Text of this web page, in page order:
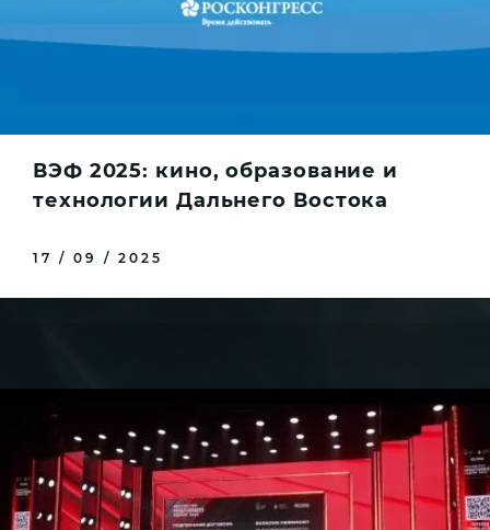
ВЭФ 2025: кино, образование и
технологии Дальнего Востока
17 / 09 / 2025